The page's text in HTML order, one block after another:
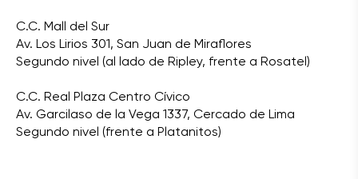
C.C. Mall del Sur
Av. Los Lirios 301, San Juan de Miraflores
Segundo nivel (al lado de Ripley, frente a Rosatel)
C.C. Real Plaza Centro Cívico
Av. Garcilaso de la Vega 1337, Cercado de Lima
Segundo nivel (frente a Platanitos)